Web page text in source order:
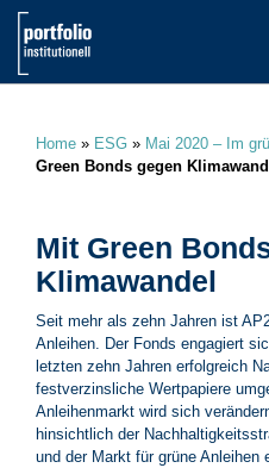
Home » ESG » Mai 2020 – Im
Green Bonds gegen
Mit Green
Klimawandel
Seit mehr als zehn Jahren ist
Anleihen. Der Fonds engagiert
letzten zehn Jahren erfolgreich
festverzinsliche Wertpapiere
Anleihenmarkt wird sich
hinsichtlich der
und der Markt für grüne Anleihen